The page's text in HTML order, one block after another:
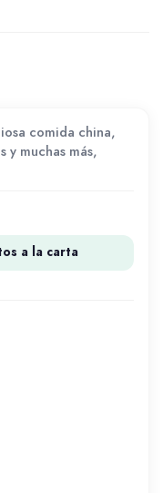
comida china,
y muchas más,
a la carta